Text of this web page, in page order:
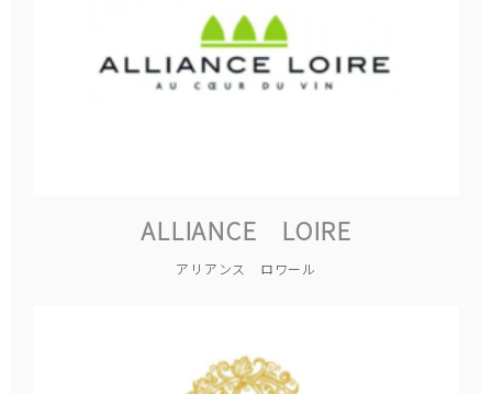
ALLIANCE LOIRE
アリアンス ロワール